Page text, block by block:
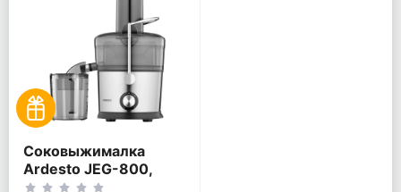
Соковыжималка
Ardesto JEG-800,
Нержавеющая сталь